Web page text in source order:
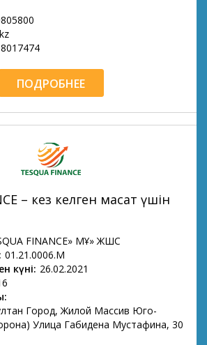
ПОДРОБНЕЕ
– кез келген мақсат үшін
FINANCE» МҚҰ» ЖШС
01.21.0006.М
күні: 26.02.2021
Город, Жилой Массив Юго-
Улица Габидена Мустафина, 30